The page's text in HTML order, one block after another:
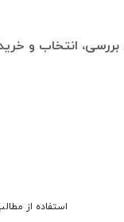
بررسی، انتخاب و
استفاده از